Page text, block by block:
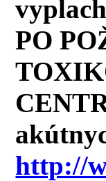
PO
http://